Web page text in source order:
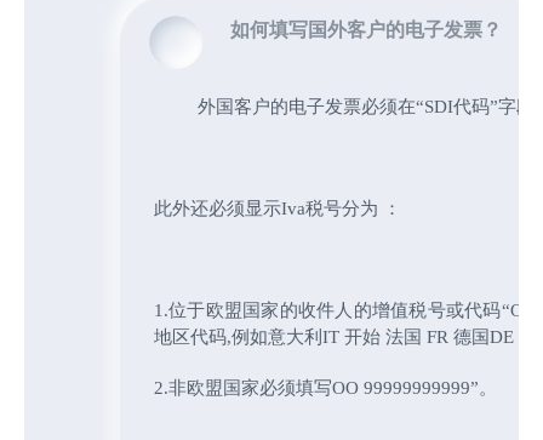
如何填写国外客户的电子发票？
外国客户的电子发票必须在“SDI代码”字段
此外还必须显示Iva税号分为 ：
1.位于欧盟国家的收件人的增值税号或代码
地区代码,例如意大利IT 开始 法国 FR 德国DE
2.非欧盟国家必须填写OO 99999999999”。